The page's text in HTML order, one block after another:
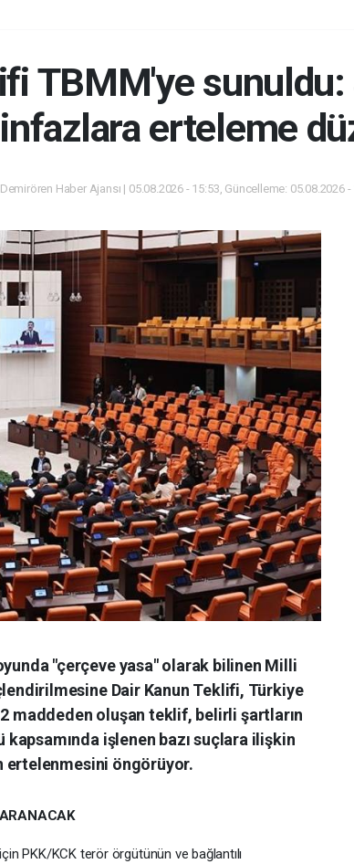
TBMM'ye
erteleme
Haber Ajansı | 05.08.2026 - 15:53, Güncelleme: 05.08.2026 -
"çerçeve yasa" olarak bilinen Milli
Dair Kanun Teklifi, Türkiye
maddeden oluşan teklif, belirli şartların
işlenen bazı suçlara ilişkin
ertelenmesini öngörüyor.
PKK/KCK terör örgütünün ve bağlantılı